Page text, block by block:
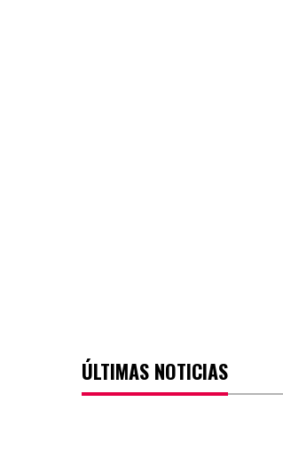
ÚLTIMAS NOTICIAS